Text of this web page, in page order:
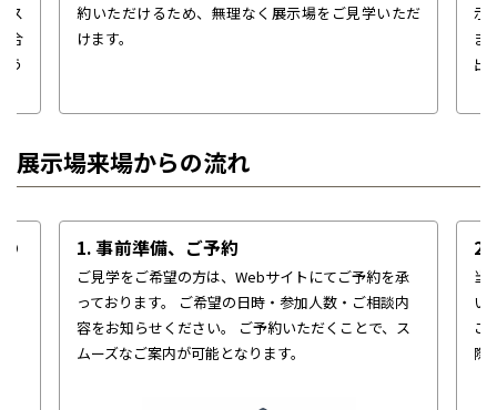
ス
合
う
約いただけるため、無理なく展示場をご見学いただ
けます。
示
ま
出
展示場来場からの流れ
1. 事前準備、ご予約
ご見学をご希望の方は、Webサイトにてご予約を承
っております。
ご希望の日時・参加人数・ご相談内
容をお知らせください。
ご予約いただくことで、ス
ムーズなご案内が可能となります。
2.
当
い
こ
際